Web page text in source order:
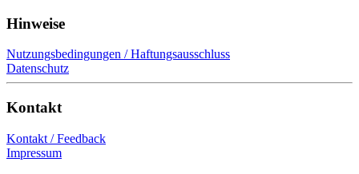
Hinweise
Nutzungsbedingungen / Haftungsausschluss
Datenschutz
Kontakt
Kontakt / Feedback
Impressum